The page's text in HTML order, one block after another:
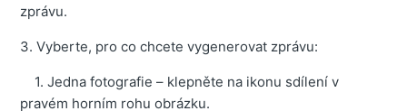
zprávu.
3. Vyberte, pro co chcete vygenerovat zprávu:
1. Jedna fotografie – klepněte na ikonu sdílení v
pravém horním rohu obrázku.